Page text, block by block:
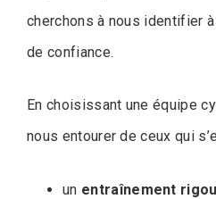
cherchons à nous identifier
de confiance.
En choisissant une équipe
nous entourer de ceux qui
un entraînement